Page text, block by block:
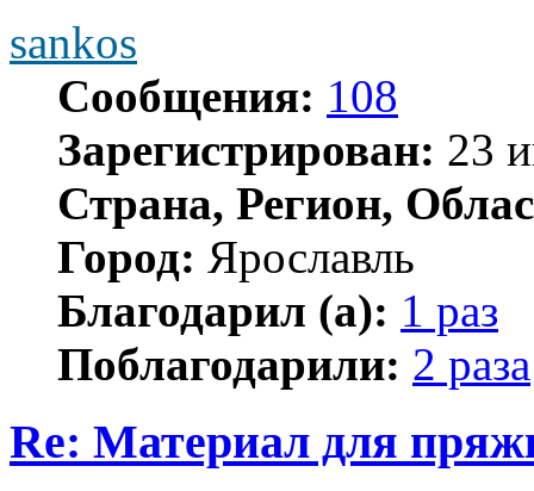
sankos
Сообщения: 108
Зарегистрирован: 23
Страна, Регион,
Город: Ярославль
Благодарил (а): 1 раз
Поблагодарили: 2 раза
Re: Материал для